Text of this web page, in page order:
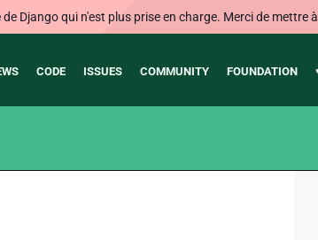
Django qui n'est plus prise en charge. Merci de mettre
CODE ISSUES COMMUNITY FOUNDATION